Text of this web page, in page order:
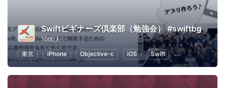
Swiftビギナーズ倶楽部（勉強会） #swiftbg
1000人
東京
iPhone Objective-c iOS Swift プログラミング